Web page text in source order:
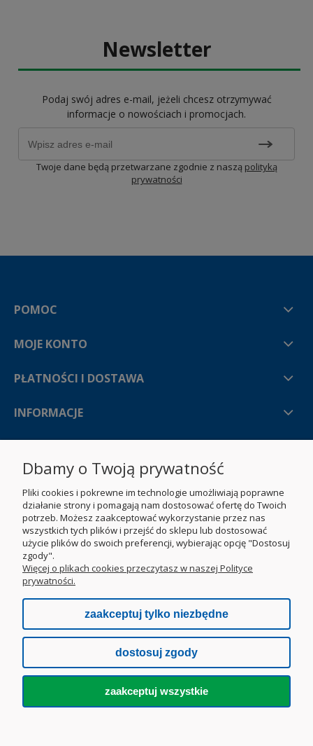
Newsletter
Podaj swój adres e-mail, jeżeli chcesz otrzymywać
informacje o nowościach i promocjach.
Twoje dane będą przetwarzane zgodnie z naszą polityką
prywatności
POMOC
MOJE KONTO
PŁATNOŚCI I DOSTAWA
INFORMACJE
pokaż pełną wersję strony
Dbamy o Twoją prywatność
Pliki cookies i pokrewne im technologie umożliwiają poprawne
działanie strony i pomagają nam dostosować ofertę do Twoich
potrzeb. Możesz zaakceptować wykorzystanie przez nas
wszystkich tych plików i przejść do sklepu lub dostosować
użycie plików do swoich preferencji, wybierając opcję "Dostosuj
zgody".
Więcej o plikach cookies przeczytasz w naszej Polityce
prywatności.
zaakceptuj tylko niezbędne
dostosuj zgody
zaakceptuj wszystkie